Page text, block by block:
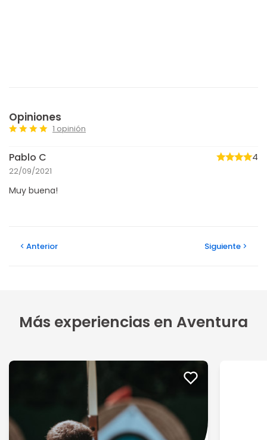
Opiniones
1 opinión
Pablo C
22/09/2021
4
Muy buena!
Anterior Siguiente
Más experiencias en Aventura